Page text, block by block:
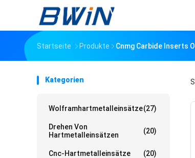
Startseite Produkte Cnmg Carbide Inserts
Kategorien
Wolframhartmetalleinsätze(27)
Drehen Von
Hartmetalleinsätzen
(20)
Cnc-Hartmetalleinsätze (20)